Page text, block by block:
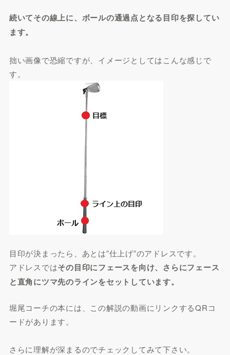
続いてその線上に、ボールの通過点となる目印を探してい
ます。
拙い画像で恐縮ですが、イメージとしてはこんな感じで
す。
目印が決まったら、あとは”仕上げ”のアドレスです。
アドレスではその目印にフェースを向け、さらにフェース
と直角にツマ先のラインをセットしています。
堀尾コーチの本には、この解説の動画にリンクするQRコ
ードがあります。
さらに理解が深まるのでチェックしてみて下さい。